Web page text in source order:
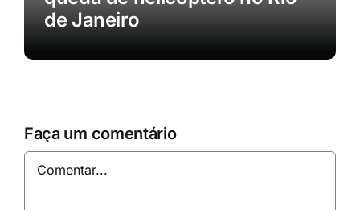
de Janeiro
Faça um comentário
Comentar